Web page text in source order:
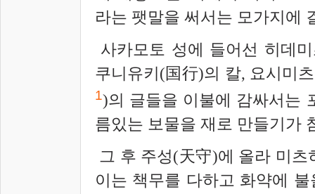
라는 팻말을 써서는 모가지에
사카모토 성에 들어선 히데
쿠니유키(国行)의 칼, 요시미
1)의 글들을 이불에 감싸서는
름있는 보물을 재로 만들기가
그 후 주성(天守)에 올라 미
이는 책무를 다하고 화약에